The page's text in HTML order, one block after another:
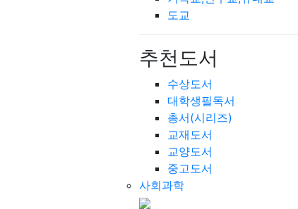
도교
추천도서
수상도서
대학생필독서
총서(시리즈)
교재도서
교양도서
중고도서
사회과학